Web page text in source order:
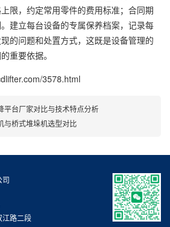
限，约定常用零件的费用标准；合同期
建立每台设备的专属保养档案，记录每
的问题和处置方式，这既是设备管理的
重要依据。
3578.html
平台厂家对比与技术特点分析
与桥式堆垛机选型对比
司
江路二段